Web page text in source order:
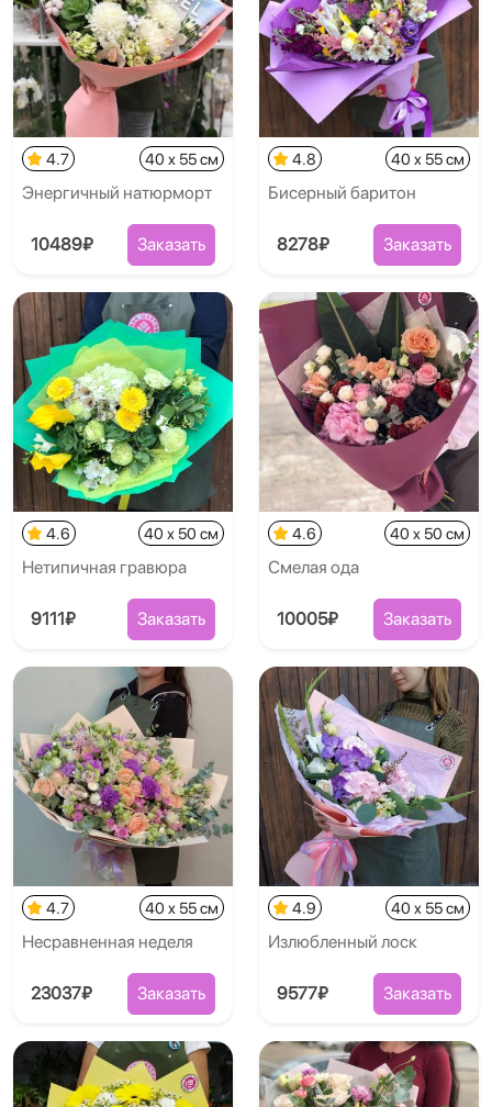
4.7 40 x 55 см
Энергичный натюрморт
10489₽ Заказать
4.8 40 x 55 см
Бисерный баритон
8278₽ Заказать
4.6 40 x 50 см
Нетипичная гравюра
9111₽ Заказать
4.6 40 x 50 см
Смелая ода
10005₽ Заказать
4.7 40 x 55 см
Несравненная неделя
23037₽ Заказать
4.9 40 x 55 см
Излюбленный лоск
9577₽ Заказать